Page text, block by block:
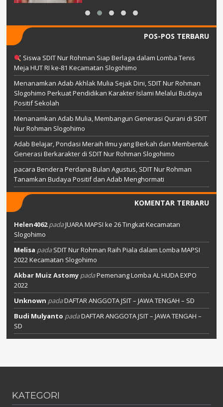
POS-POS TERBARU
Siswa SDIT Nur Rohman Siap Berlaga dalam Lomba Tenis
Meja HUT RI ke-81 Kecamatan Slogohimo
Menanamkan Adab Akhlak Mulia Sejak Dini, SDIT Nur Rohman
Slogohimo Perkuat Pendidikan Karakter Islami Melalui Budaya
Positif Sekolah
Menanamkan Adab Mulia, Membangun Generasi Qurani di SDIT
Nur Rohman Slogohimo
Adab Belajar, Pondasi Meraih Ilmu yang Berkah dan Membentuk
Generasi Berkarakter di SDIT Nur Rohman Slogohimo
pacara Bendera Perdana Bulan Agustus, SDIT Nur Rohman
Tanamkan Budaya Positif dan Adab Menghormati
KOMENTAR TERBARU
Helen4062padaJUARA MAPSI ke 26 Tingkat Kecamatan
Slogohimo
Melisa padaSDIT Nur Rohman Raih Piala dalam Lomba MAPSI
2022 Kecamatan Slogohimo
Akbar Muiz Astomy padaPemenang Lomba AL HUDA EXPO
2022
Unknown padaDAFTAR ANGGOTA JSIT – JAWA TENGAH – SD
Budi Mulyanto padaDAFTAR ANGGOTA JSIT – JAWA TENGAH –
SD
KATEGORI